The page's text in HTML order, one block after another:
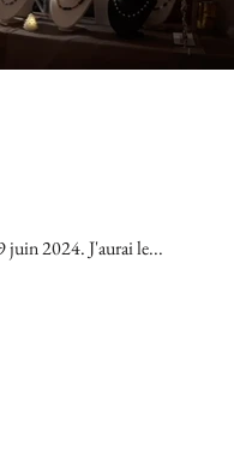
juin 2024. J'aurai le...